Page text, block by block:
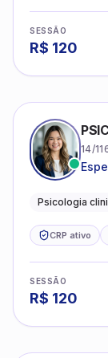
SESSÃO
R$ 120
14/
Psicologia
CRP ativo
SESSÃO
R$ 120